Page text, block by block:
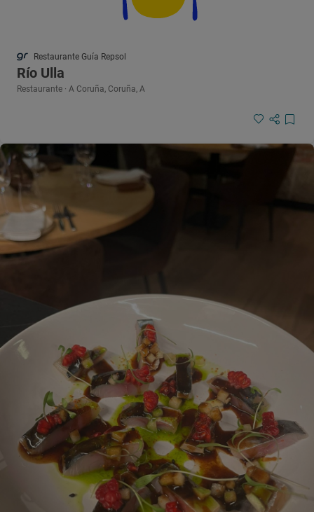
Restaurante Guía Repsol
Río Ulla
Restaurante · A Coruña, Coruña, A